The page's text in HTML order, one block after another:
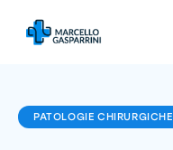
PATOLOGIE CHIRURGICHE